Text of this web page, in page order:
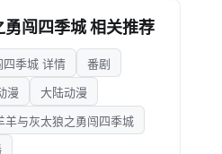
奇呢？
闯四季城 相关推荐
四季城 详情
番剧
漫
大陆动漫
羊与灰太狼之勇闯四季城